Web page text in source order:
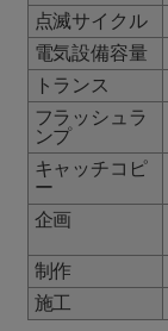
点滅サイクル
電気設備容量
トランス
フラッシュラ
ンプ
キャッチコピ
ー
企画
制作
施工